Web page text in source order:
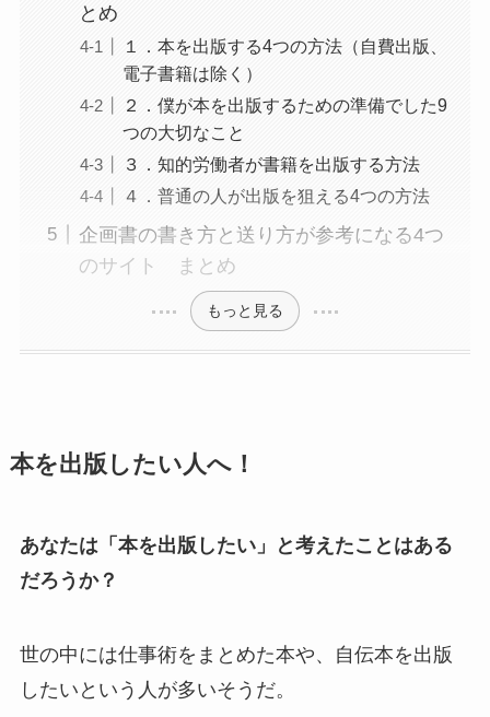
とめ
１．本を出版する4つの方法（自費出版、
電子書籍は除く）
２．僕が本を出版するための準備でした9
つの大切なこと
３．知的労働者が書籍を出版する方法
４．普通の人が出版を狙える4つの方法
企画書の書き方と送り方が参考になる4つ
のサイト まとめ
もっと見る
本を出版したい人へ！
あなたは「本を出版したい」と考えたことはある
だろうか？
世の中には仕事術をまとめた本や、自伝本を出版
したいという人が多いそうだ。